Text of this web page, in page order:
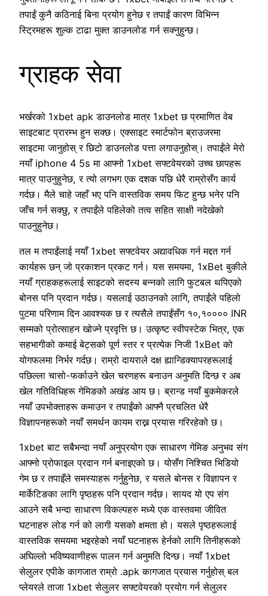
तपाईं कुनै कठिनाई बिना प्रयोग हुनेछ र तपाईं कारण विभिन्न
स्ट्रिमहरू शुल्क टाढा मुक्त डाउनलोड गर्न सक्नुहुन्छ।
ग्राहक सेवा
भर्खरको 1xbet apk डाउनलोड मात्र 1xbet छ प्रमाणित वेब
साइटबाट प्रारम्भ हुन सक्छ। एक्साइट स्मार्टफोन ब्राउजरमा
साइटमा जानुहोस् र छिटो डाउनलोड पत्ता लगाउनुहोस्। तपाईंले मेरो
नयाँ iphone 4 5s मा आफ्नो 1xbet सफ्टवेयरको उच्च छापहरू
मात्र पाउनुहुनेछ, र त्यो लगभग एक दशक पछि धेरै राम्रोसँग कार्य
गर्दछ। मैले चाहे जहाँ भए पनि वास्तविक समय फिट हुन्छ भनेर पनि
जाँच गर्न सक्छु, र तपाईंले पहिलेको तत्व सहित साक्षी नदेखेको
पाउनुहुनेछ।
तल म तपाईंलाई नयाँ 1xbet सफ्टवेयर अद्यावधिक गर्न मद्दत गर्न
कार्यहरू छन् जो प्रकाशन प्रकट गर्न। यस समयमा, 1xBet बुकीले
नयाँ ग्राहकहरूलाई साइटको सदस्य बन्नको लागि फुटबल थपिएको
बोनस पनि प्रदान गर्दछ। यसलाई उठाउनको लागि, तपाईंले पहिलो
पुटमा परिणाम दिन आवश्यक छ र त्यसैले तपाईंसँग १०,१०००० INR
सम्मको प्रोत्साहन खोज्ने प्रवृत्ति छ। उत्कृष्ट स्वीपस्टेक भित्र, एक
सहभागीको कमाई बेट्सको पूर्ण स्तर र प्रत्येक निजी 1xBet को
योगफलमा निर्भर गर्दछ। राम्रो दायराले दक्ष ह्यान्डिक्यापरहरूलाई
पछिल्ला चासो-फर्काउने खेल चरणहरू बनाउन अनुमति दिन्छ र अब
खेल गतिविधिहरू गेमिङको अखंड आय छ। ब्रान्ड नयाँ बुकमेकरले
नयाँ उपभोक्ताहरू कमाउन र तपाईंको आफ्नै प्रचलित धेरै
विज्ञापनहरूको नयाँ समर्थन कायम राख्न प्रयास गरिरहेको छ।
1xbet बाट सबैभन्दा नयाँ अनुप्रयोग एक साधारण गेमिङ अनुभव संग
आफ्नो प्रोफाइल प्रदान गर्न बनाइएको छ। योसँग निश्चित भिडियो
गेम छ र तपाइँले समस्याहरू गर्नुहुनेछ, र यसले बोनस र विज्ञापन र
मार्केटिङका ​​लागि पृष्ठहरू पनि प्रदान गर्दछ। सायद यो एप संग
आउने सबै भन्दा साधारण विकल्पहरु मध्ये एक वास्तवमा जीवित
घटनाहरु लोड गर्न को लागी यसको क्षमता हो। यसले पृष्ठहरूलाई
वास्तविक समयमा भइरहेको नयाँ घटनाहरू हेर्नको लागि तिनीहरूको
अघिल्लो भविष्यवाणीहरू पालन गर्न अनुमति दिन्छ। नयाँ 1xbet
सेलुलर एपीके कागजात राम्रो .apk कागजात प्रयास गर्नुहोस् बल
प्लेयरले ताजा 1xbet सेलुलर सफ्टवेयरको प्रयोग गर्न सेलुलर